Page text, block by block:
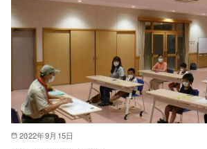
2022年9月15日